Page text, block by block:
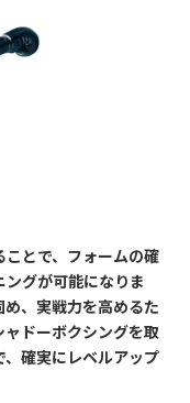
とで、フォームの確
グが可能になりま
、実戦力を高めるた
ドーボクシングを取
確実にレベルアップ